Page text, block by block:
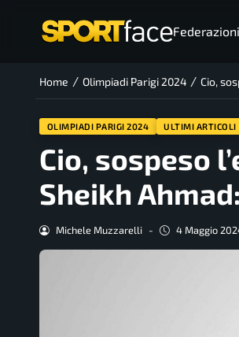
Federazioni
Home / Olimpiadi Parigi 2024 / Cio,
OLIMPIADI PARIGI 2024 ULTIMI ARTICOLI
Cio, sospeso
Sheikh
Michele Muzzarelli - 4 Maggio